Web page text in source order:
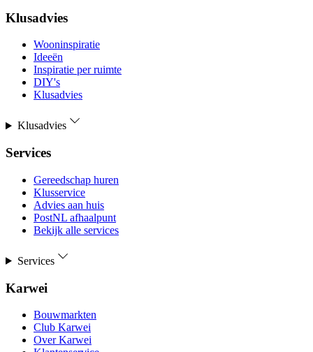
Klusadvies
Wooninspiratie
Ideeën
Inspiratie per ruimte
DIY's
Klusadvies
Klusadvies
Services
Gereedschap huren
Klusservice
Advies aan huis
PostNL afhaalpunt
Bekijk alle services
Services
Karwei
Bouwmarkten
Club Karwei
Over Karwei